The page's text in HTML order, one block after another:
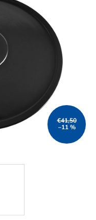
€41,50
–11 %